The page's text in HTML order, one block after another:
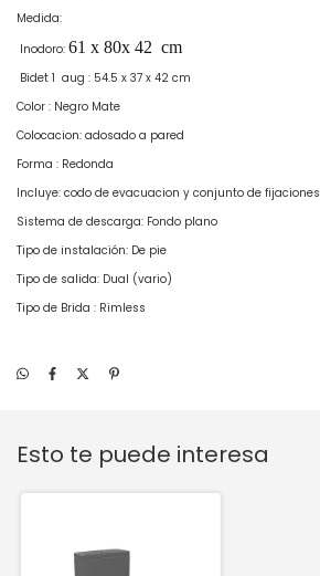
Medida:
Inodoro: 61 x 80x 42 cm
Bidet 1 aug : 54.5 x 37 x 42 cm
Color : Negro Mate
Colocacion: adosado a pared
Forma : Redonda
Incluye: codo de evacuacion y conjunto de fijaciones
Sistema de descarga: Fondo plano
Tipo de instalación: De pie
Tipo de salida: Dual (vario)
Tipo de Brida : Rimless
Esto te puede interesa